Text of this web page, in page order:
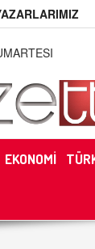
EKONOMİ